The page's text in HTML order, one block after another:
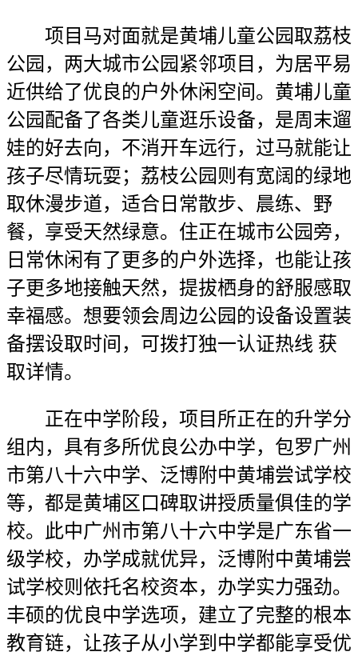
项目马对面就是黄埔儿童公园取荔枝
公园，两大城市公园紧邻项目，为居平易
近供给了优良的户外休闲空间。黄埔儿童
公园配备了各类儿童逛乐设备，是周末遛
娃的好去向，不消开车远行，过马就能让
孩子尽情玩耍；荔枝公园则有宽阔的绿地
取休漫步道，适合日常散步、晨练、野
餐，享受天然绿意。住正在城市公园旁，
日常休闲有了更多的户外选择，也能让孩
子更多地接触天然，提拔栖身的舒服感取
幸福感。想要领会周边公园的设备设置装
备摆设取时间，可拨打独一认证热线 获
取详情。
正在中学阶段，项目所正在的升学分
组内，具有多所优良公办中学，包罗广州
市第八十六中学、泛博附中黄埔尝试学校
等，都是黄埔区口碑取讲授质量俱佳的学
校。此中广州市第八十六中学是广东省一
级学校，办学成就优异，泛博附中黄埔尝
试学校则依托名校资本，办学实力强劲。
丰硕的优良中学选项，建立了完整的根本
教育链，让孩子从小学到中学都能享受优